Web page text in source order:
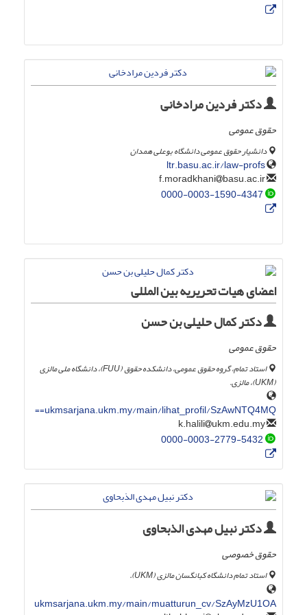
دکتر فردین مرادخانی
حقوق عمومی
دانشیار حقوق عمومی دانشگاه بوعلی همدان
ltr.basu.ac.ir/law-profs
basu.ac.ir
0000-0003-1590-4347
اعضای هیات تحریریه بین المللی
دکتر کمال حلیلی بن حسن
حقوق عمومی
استاد تمام، گروه حقوق عمومی، دانشکده حقوق (FUU)، دانشگاه ملی مالزی
(UKM)، مالزی.
ukmsarjana.ukm.my/main/lihat_profil/SzAwNTQ4MQ==
ukm.edu.my
0000-0003-2779-5432
دکتر نبیل مهدی الذبحاوی
حقوق خصوصی
استاد تمام دانشگاه کبانگسان مالزی (UKM).
ukmsarjana.ukm.my/main/muatturun_cv/SzAyMzU1OA